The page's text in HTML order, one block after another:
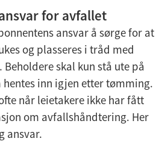
for avfallet
ansvar å sørge for at
og plasseres i tråd med
skal kun stå ute på
inn igjen etter tømming.
når leietakere ikke har fått
om avfallshåndtering. Her
ansvar.